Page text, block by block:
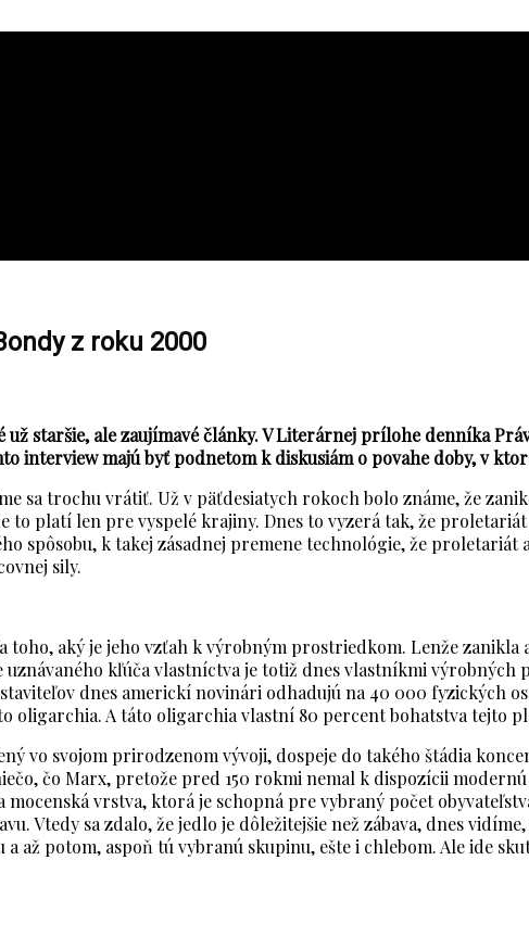
z roku 2000
staršie, ale zaujímavé články. V Literárnej prílohe denníka
interview majú byť podnetom k diskusiám o povahe doby, v
sa trochu vrátiť. Už v päťdesiatych rokoch bolo známe, že
to platí len pre vyspelé krajiny. Dnes to vyzerá tak, že
spôsobu, k takej zásadnej premene technológie, že
sily.
aký je jeho vzťah k výrobným prostriedkom. Lenže zanikla
uznávaného kľúča vlastníctva je totiž dnes vlastníkmi
dnes americkí novinári odhadujú na 40 000 fyzických
oligarchia. A táto oligarchia vlastní 80 percent bohatstva tejto
vo svojom prirodzenom vývoji, dospeje do takého štádia
čo Marx, pretože pred 150 rokmi nemal k dispozícii
vrstva, ktorá je schopná pre vybraný počet
Vtedy sa zdalo, že jedlo je dôležitejšie než zábava, dnes
až potom, aspoň tú vybranú skupinu, ešte i chlebom. Ale ide